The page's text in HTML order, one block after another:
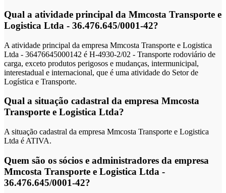
Qual a atividade principal da Mmcosta Transporte e
Logistica Ltda - 36.476.645/0001-42?
A atividade principal da empresa Mmcosta Transporte e Logistica
Ltda - 36476645000142 é H-4930-2/02 - Transporte rodoviário de
carga, exceto produtos perigosos e mudanças, intermunicipal,
interestadual e internacional, que é uma atividade do Setor de
Logística e Transporte.
Qual a situação cadastral da empresa Mmcosta
Transporte e Logistica Ltda?
A situação cadastral da empresa Mmcosta Transporte e Logistica
Ltda é ATIVA.
Quem são os sócios e administradores da empresa
Mmcosta Transporte e Logistica Ltda -
36.476.645/0001-42?